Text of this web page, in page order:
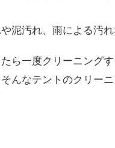
泥汚れ、雨による汚れ
ら一度クリーニング
んなテントのクリー